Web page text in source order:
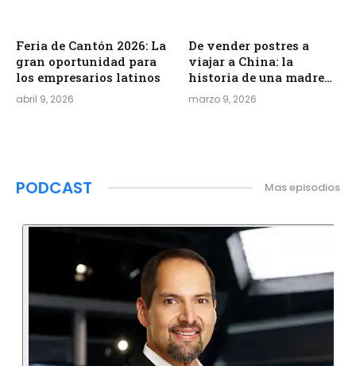
Feria de Cantón 2026: La
gran oportunidad para
los empresarios latinos
abril 9, 2026
De vender postres a
viajar a China: la
historia de una madre
inmigrante
marzo 9, 2026
PODCAST Mas episodios